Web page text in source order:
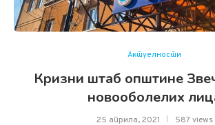
Актуелности
Кризни штаб општине
новооболелих
25 априла, 2021 587 views